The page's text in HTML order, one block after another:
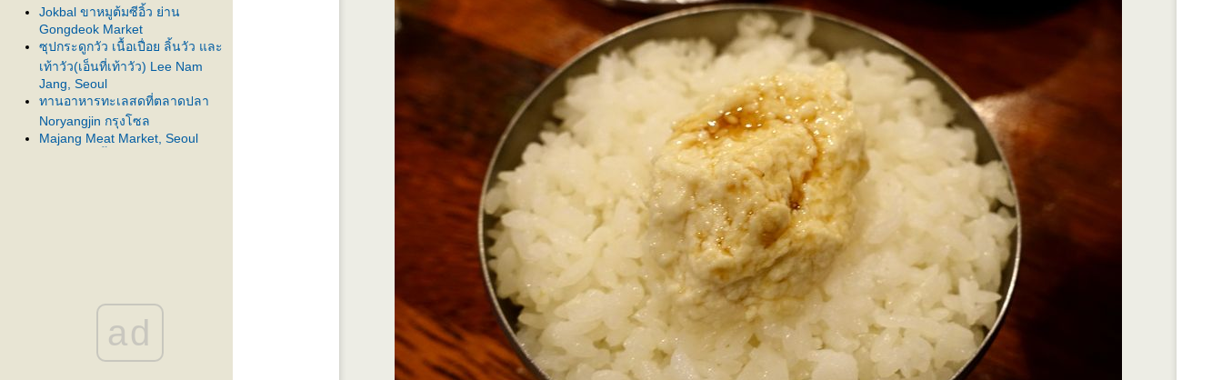
Jokbal ขาหมูต้มซีอิ้ว ย่าน
Gongdeok Market
ซุปกระดูกวัว เนื้อเปื่อย ลิ้นวัว และ
เท้าวัว(เอ็นที่เท้าวัว) Lee Nam
Jang, Seoul
ทานอาหารทะเลสดที่ตลาดปลา
Noryangjin กรุงโซล
Majang Meat Market, Seoul
ad